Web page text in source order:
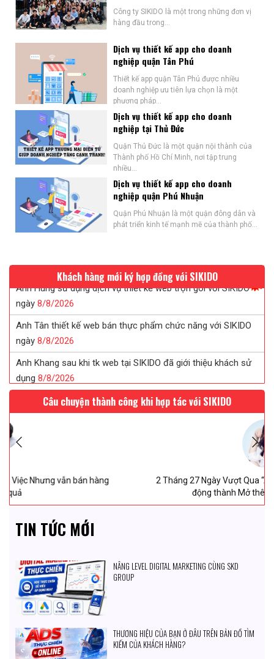
Công ty SIKIDO là một trong những đơn vị
hàng đầu trong...
Dịch vụ thiết kế app cho doanh
nghiệp quận Tân Phú
Thiết kế app quận Tân Phú được nhiều
doanh nghiệp ưu tiên lựa chọn là một
phương pháp...
Dịch vụ thiết kế app cho doanh
nghiệp tại Thủ Đức
Quận Thủ Đức là một quận nội thành của
Thành phố Hồ Chí Minh, nơi tập trung
nhiều...
Dịch vụ thiết kế app cho doanh
nghiệp quận Phú Nhuận
Quận Phú Nhuận là một quận đông dân và
phát triển kinh tế mạnh mẽ của thành phố...
Khách hàng mới ký hợp đồng với SIKIDO
Anh Tân thiết kế web bán thực phẩm chức năng với SIKIDO
ngày8/8/2026
Anh Khang sau khi tk web tại SIKIDO đã giới thiệu khách sử
dụng8/8/2026
Chị Tuyết đã tin tưởng ký web in ấn sau khi được SIKIDO tư
vấn...8/8/2026
Chị Uyên thiết kế web saloc tóc tại SIKIDO ngày8/8/2026
Anh Hùng sử dụng dịch vụ thiết kế web trọn gói với SIKIDO
ngày
Câu chuyện thành công khi hợp tác với SIKIDO
2 Tháng 27 Ngày Vượt Qua “Ám Ảnh” Từ Ý định dừng hoạt
động thành Mở thêm “1 chi nhánh MỚI”
TIN TỨC MỚI
NÂNG LEVEL DIGITAL MARKETING CÙNG SKD
GROUP
THƯƠNG HIỆU CỦA BẠN Ở ĐÂU TRÊN BẢN ĐỒ TÌM
KIẾM CỦA KHÁCH HÀNG?